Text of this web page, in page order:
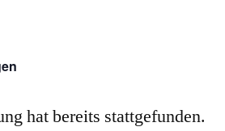
hat bereits stattgefunden.